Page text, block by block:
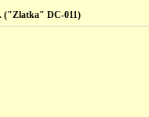
("Zlatka" DC-011)